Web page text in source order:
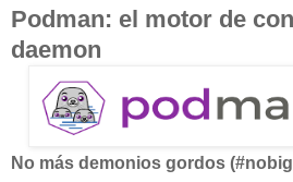
Podman: el motor de
daemon
No más demonios gordos